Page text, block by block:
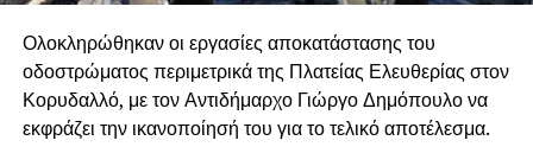
Ολοκληρώθηκαν οι εργασίες αποκατάστασης του
οδοστρώματος περιμετρικά της Πλατείας Ελευθερίας στον
Κορυδαλλό, με τον Αντιδήμαρχο Γιώργο Δημόπουλο να
εκφράζει την ικανοποίησή του για το τελικό αποτέλεσμα.